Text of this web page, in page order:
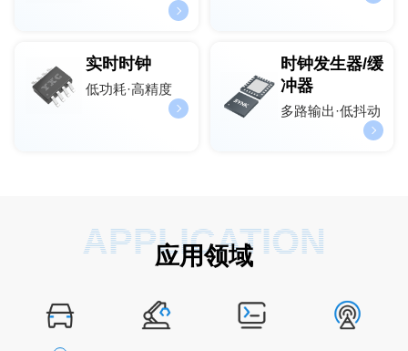
实时时钟
低功耗·高精度
时钟发生器/缓
冲器
多路输出·低抖动
APPLICATION
应用领域